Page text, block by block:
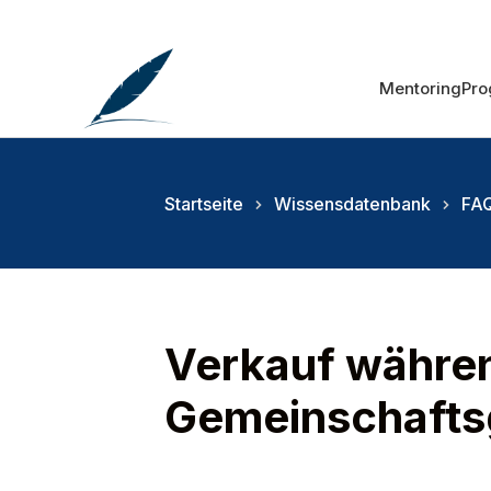
Mentoring
Startseite Wissensdatenbank
Verkauf